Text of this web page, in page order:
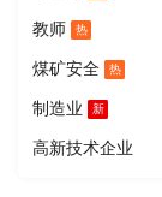
教师 热
煤矿安全 热
制造业 新
高新技术企业